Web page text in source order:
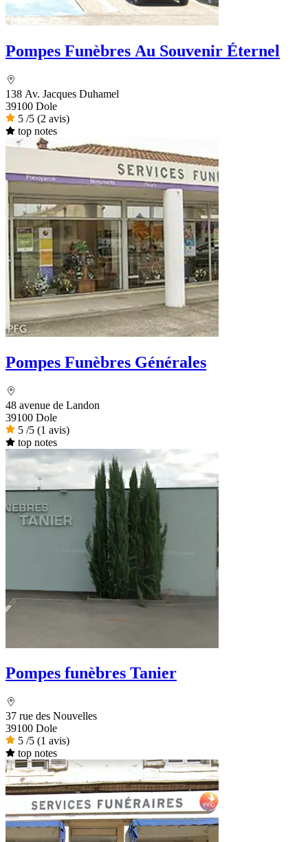
Pompes Funèbres Au Souvenir Éternel
138 Av. Jacques Duhamel
39100 Dole
5 /5 (2 avis)
top notes
Pompes Funèbres Générales
48 avenue de Landon
39100 Dole
5 /5 (1 avis)
top notes
Pompes funèbres Tanier
37 rue des Nouvelles
39100 Dole
5 /5 (1 avis)
top notes